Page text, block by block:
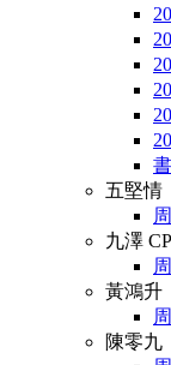
五堅情
九澤 CP
黃鴻升
陳零九